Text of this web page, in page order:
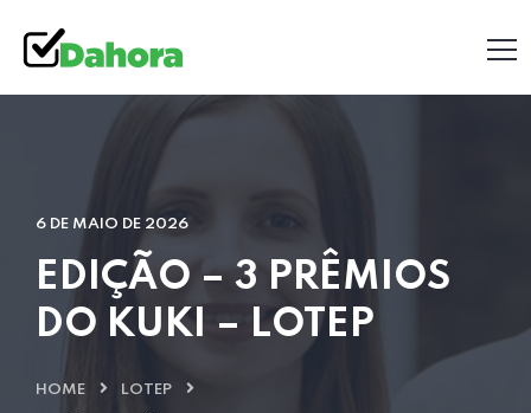
6 DE MAIO DE 2026
EDIÇÃO – 3 PRÊMIOS
DO KUKI – LOTEP
HOME LOTEP